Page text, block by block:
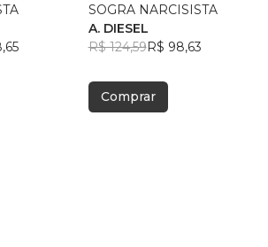
SOGRA NARCISISTA
A. DIESEL
R$ 124,59R$ 98,63
Comprar